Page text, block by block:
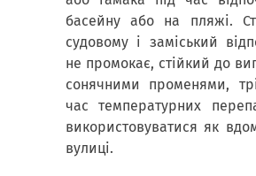
басейну або на пляжі.
судовому і заміський
не промокає, стійкий до
сонячними променями,
час температурних
використовуватися як
вулиці.